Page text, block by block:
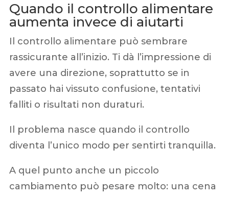
Quando il controllo alimentare
aumenta invece di aiutarti
Il controllo alimentare può sembrare
rassicurante all’inizio. Ti dà l’impressione di
avere una direzione, soprattutto se in
passato hai vissuto confusione, tentativi
falliti o risultati non duraturi.
Il problema nasce quando il controllo
diventa l’unico modo per sentirti tranquilla.
A quel punto anche un piccolo
cambiamento può pesare molto: una cena